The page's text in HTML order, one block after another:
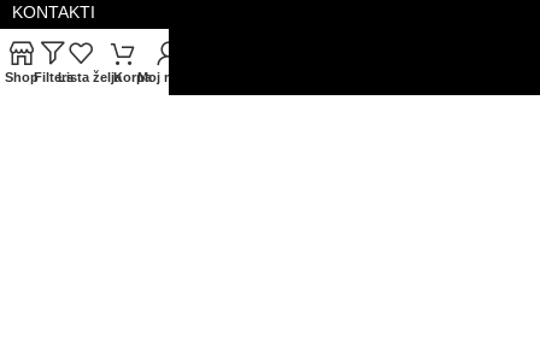
KONTAKTI
O NAMA
ShopFiltersLista željaKorpaMoj račun